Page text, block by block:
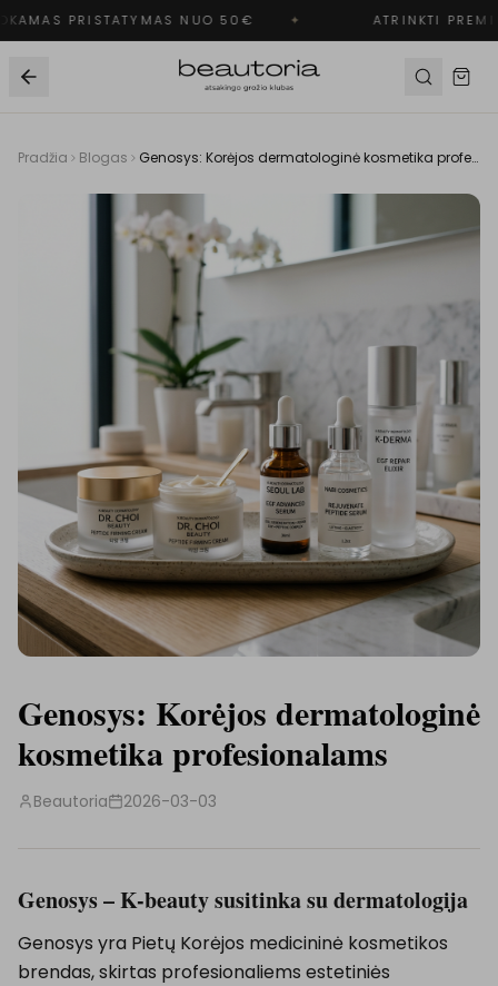
PRISTATYMAS NUO 50€ ✦ ATRINKTI
Pradžia Blogas Genosys: Korėjos dermatologinė kosmetika profesionalams
Genosys: Korėjos dermatologinė
kosmetika profesionalams
Beautoria 2026-03-03
Genosys – K-beauty susitinka su dermatologija
Genosys yra Pietų Korėjos medicininė kosmetikos
brendas, skirtas profesionaliems estetiniės